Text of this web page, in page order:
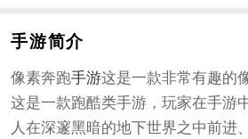
手游简介
像素奔跑手游这是一款非常有趣的
这是一款跑酷类手游，玩家在手游
人在深邃黑暗的地下世界之中前进